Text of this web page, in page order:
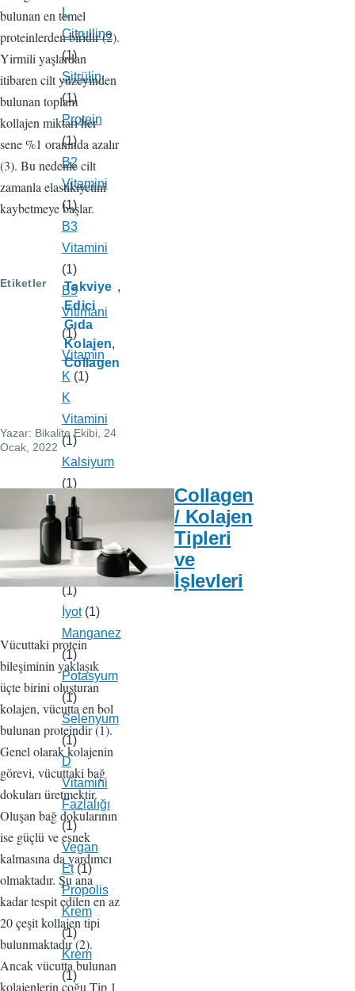
bulunan en temel
proteinlerden biridir (2).
Yirmili yaşlardan
itibaren cilt yüzeyinden
bulunan toplam
kollajen miktarı her
sene %1 oranında azalır
(3). Bu nedenle cilt
zamanla elastikiyetini
kaybetmeye başlar.
Etiketler
Takviye
Edici
Gıda
Kolajen
Collagen
Yazar: Bikalite Ekibi , 24
Ocak, 2022
Collagen
/ Kolajen
Tipleri
ve
İşlevleri
Vücuttaki protein
bileşiminin yaklaşık
üçte birini oluşturan
kolajen, vücutta en bol
bulunan proteindir (1).
Genel olarak kolajenin
görevi, vücuttaki bağ
dokuları üretmektir.
Oluşan bağ dokularının
ise güçlü ve esnek
kalmasına da yardımcı
olmaktadır. Şu ana
kadar tespit edilen en az
20 çeşit kollajen tipi
bulunmaktadır (2).
Ancak vücutta bulunan
kolajenlerin çoğu Tip 1
L
Citrulline
(1)
Sitrülin
(1)
Protein
(1)
B2
Vitamini
(1)
B3
Vitamini
(1)
B5
Vitimani
(1)
Vitamin
K (1)
K
Vitamini
(1)
Kalsiyum
(1)
Magnezyum
(1)
Asya
Ginsengi
(1)
İyot(1)
Manganez
(1)
Potasyum
(1)
Selenyum
(1)
D
Vitamini
Fazlalığı
(1)
Vegan
Et(1)
Propolis
Krem
(1)
Krem
(1)